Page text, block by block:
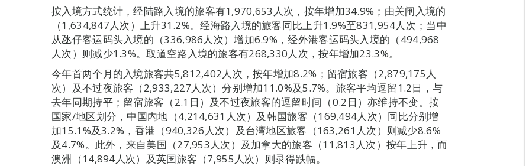
按入境方式统计，经陆路入境的旅客有1,970,653人次，按年增加34.9%；由关闸入境的
（1,634,847人次）上升31.2%。经海路入境的旅客同比上升1.9%至831,954人次；当中
从氹仔客运码头入境的（336,986人次）增加6.9%，经外港客运码头入境的（494,968
人次）则减少1.3%。取道空路入境的旅客有268,330人次，按年增加23.3%。
今年首两个月的入境旅客共5,812,402人次，按年增加8.2%；留宿旅客（2,879,175人
次）及不过夜旅客（2,933,227人次）分别增加11.0%及5.7%。旅客平均逗留1.2日，与
去年同期持平；留宿旅客（2.1日）及不过夜旅客的逗留时间（0.2日）亦维持不变。按
国家/地区划分，中国内地（4,214,631人次）及韩国旅客（169,494人次）同比分别增
加15.1%及3.2%，香港（940,326人次）及台湾地区旅客（163,261人次）则减少8.6%
及4.7%。此外，来自美国（27,953人次）及加拿大的旅客（11,813人次）按年上升，而
澳洲（14,894人次）及英国旅客（7,955人次）则录得跌幅。